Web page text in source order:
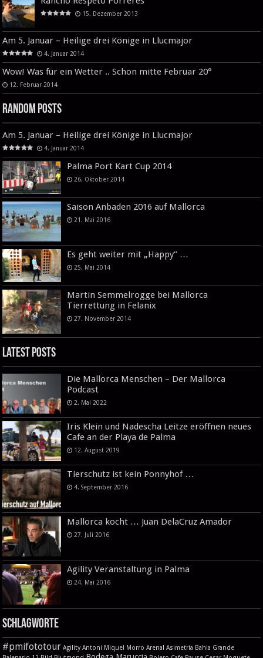
15. Dezember 2013
Am 5. Januar – Heilige drei Könige in Llucmajor
4. Januar 2014
Wow! Was für ein Wetter .. Schon mitte Februar 20°
12. Februar 2014
Random Posts
Am 5. Januar – Heilige drei Könige in Llucmajor
4. Januar 2014
Palma Port Kart Cup 2014
26. Oktober 2014
Saison Anbaden 2016 auf Mallorca
21. Mai 2016
Es geht weiter mit „Happy“ …
25. Mai 2014
Martin Semmelrogge bei Mallorca
Tierrettung in Felanix
27. November 2014
Latest Posts
Die Mallorca Menschen – Der Mallorca
Podcast
2. Mai 2022
Iris Klein und Nadescha Leitze eröffnen neues
Cafe an der Playa de Palma
12. August 2019
Tierschutz ist kein Ponnyhof …
4. September 2016
Mallorca kocht … Juan DelaCruz Amador
27. Juli 2016
Agility Veranstaltung in Palma
24. Mai 2016
Schlagworte
#pmifototour Agility Antoni Miquel Morro Arenal Asimetria Bahia Grande